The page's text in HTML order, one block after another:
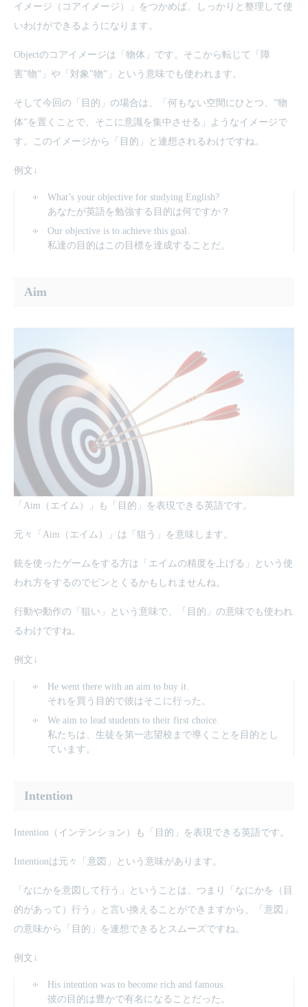
イメージ（コアイメージ）」をつかめば、しっかりと整理して使
いわけができるようになります。
Objectのコアイメージは「物体」です。そこから転じて「障
害”物”」や「対象”物”」という意味でも使われます。
そして今回の「目的」の場合は、「何もない空間にひとつ、”物
体”を置くことで、そこに意識を集中させる」ようなイメージで
す。このイメージから「目的」と連想されるわけですね。
例文↓
What’s your objective for studying English?
あなたが英語を勉強する目的は何ですか？
Our objective is to achieve this goal.
私達の目的はこの目標を達成することだ。
Aim
「Aim（エイム）」も「目的」を表現できる英語です。
元々「Aim（エイム）」は「狙う」を意味します。
銃を使ったゲームをする方は「エイムの精度を上げる」という使
われ方をするのでピンとくるかもしれませんね。
行動や動作の「狙い」という意味で、「目的」の意味でも使われ
るわけですね。
例文↓
He went there with an aim to buy it.
それを買う目的で彼はそこに行った。
We aim to lead students to their first choice.
私たちは、生徒を第一志望校まで導くことを目的とし
ています。
Intention
Intention（インテンション）も「目的」を表現できる英語です。
Intentionは元々「意図」という意味があります。
「なにかを意図して行う」ということは、つまり「なにかを（目
的があって）行う」と言い換えることができますから、「意図」
の意味から「目的」を連想できるとスムーズですね。
例文↓
His intention was to become rich and famous.
彼の目的は豊かで有名になることだった。